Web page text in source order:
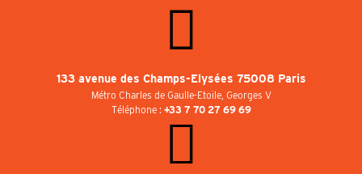
133 avenue des Champs-Elysées 75008 Paris
Métro Charles de Gaulle-Etoile, Georges V
Téléphone : +33 7 70 27 69 69